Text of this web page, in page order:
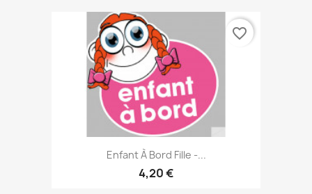
Enfant À Bord Fille -...
4,20 €
favorite_border